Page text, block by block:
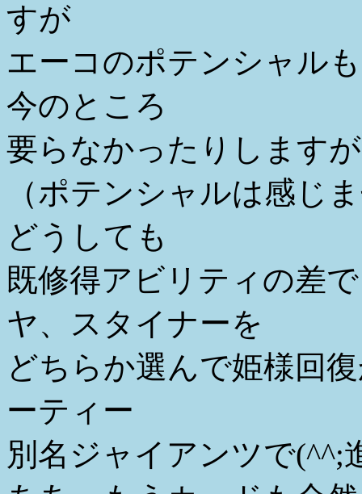
すが
エーコのポテンシャル
今のところ
要らなかったりします
（ポテンシャルは感じ
どうしても
既修得アビリティの差
ヤ、スタイナーを
どちらか選んで姫様回
ーティー
別名ジャイアンツで(^^;